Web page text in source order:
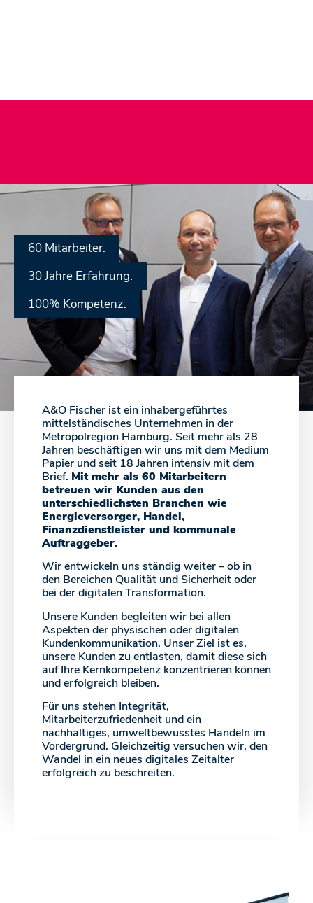
60 Mitarbeiter.
30 Jahre Erfahrung.
100% Kompetenz.
A&O Fischer ist ein inhabergeführtes
mittelständisches Unternehmen in der
Metropolregion Hamburg. Seit mehr als 28
Jahren beschäftigen wir uns mit dem Medium
Papier und seit 18 Jahren intensiv mit dem
Brief. Mit mehr als 60 Mitarbeitern
betreuen wir Kunden aus den
unterschiedlichsten Branchen wie
Energieversorger, Handel,
Finanzdienstleister und kommunale
Auftraggeber.
Wir entwickeln uns ständig weiter – ob in
den Bereichen Qualität und Sicherheit oder
bei der digitalen Transformation.
Unsere Kunden begleiten wir bei allen
Aspekten der physischen oder digitalen
Kundenkommunikation. Unser Ziel ist es,
unsere Kunden zu entlasten, damit diese sich
auf Ihre Kernkompetenz konzentrieren können
und erfolgreich bleiben.
Für uns stehen Integrität,
Mitarbeiterzufriedenheit und ein
nachhaltiges, umweltbewusstes Handeln im
Vordergrund. Gleichzeitig versuchen wir, den
Wandel in ein neues digitales Zeitalter
erfolgreich zu beschreiten.